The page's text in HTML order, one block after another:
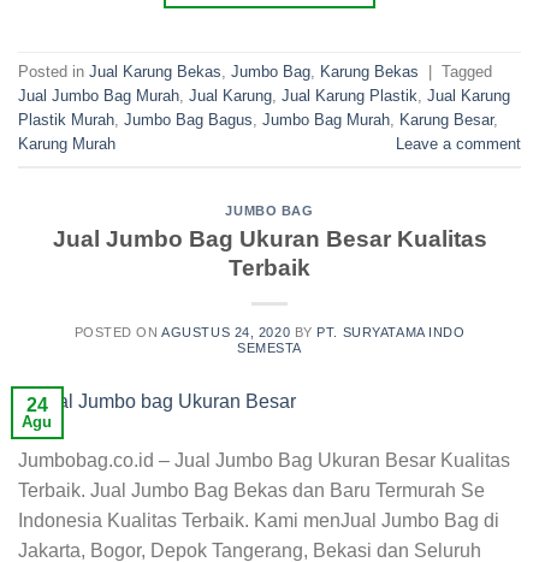
Posted in Jual Karung Bekas, Jumbo Bag, Karung Bekas
Tagged
Jual Jumbo Bag Murah, Jual Karung, Jual Karung Plastik, Jual Karung
Plastik Murah, Jumbo Bag Bagus, Jumbo Bag Murah, Karung Besar,
Karung Murah
Leave a comment
JUMBO BAG
Jual Jumbo Bag Ukuran Besar Kualitas
Terbaik
POSTED ONAGUSTUS 24, 2020 BY PT. SURYATAMA INDO
SEMESTA
24
Agu
Jumbobag.co.id – Jual Jumbo Bag Ukuran Besar Kualitas
Terbaik. Jual Jumbo Bag Bekas dan Baru Termurah Se
Indonesia Kualitas Terbaik. Kami menJual Jumbo Bag di
Jakarta, Bogor, Depok Tangerang, Bekasi dan Seluruh